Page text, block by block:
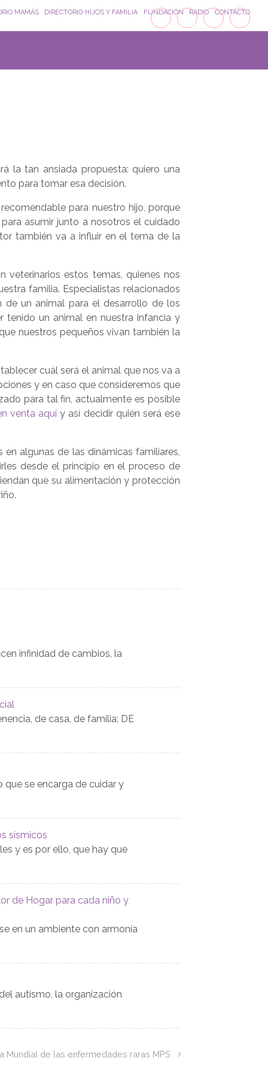
MAMÁS DIRECTORIO HIJOS Y FAMILIA FUNDACIÓN RADIO CONTACTO
la tan ansiada propuesta: quiero una
para tomar esa decisión.
para nuestro hijo, porque
asumir junto a nosotros el cuidado
también va a influir en el tema de la
veterinarios estos temas, quienes nos
familia. Especialistas relacionados
de un animal para el desarrollo de los
tenido un animal en nuestra infancia y
nuestros pequeños vivan también la
cuál será el animal que nos va a
y en caso que consideremos que
para tal fin, actualmente es posible
venta aquí y así decidir quién será ese
algunas de las dinámicas familiares,
desde el principio en el proceso de
que su alimentación y protección
infinidad de cambios, la
de casa, de familia: DE
que se encarga de cuidar y
sísmicos
y es por ello, que hay que
de Hogar para cada niño y
en un ambiente con armonía
autismo, la organización
Mundial de las enfermedades raras MPS